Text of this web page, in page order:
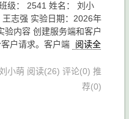
级： 2541 姓名： 刘小
志强 实验日期：2026年
验内容 创建服务端和客户
户请求。客户端
阅读全
小萌 阅读(26) 评论(0) 推
荐(0)